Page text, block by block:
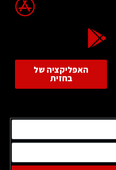
האפליקציה של
בחזית